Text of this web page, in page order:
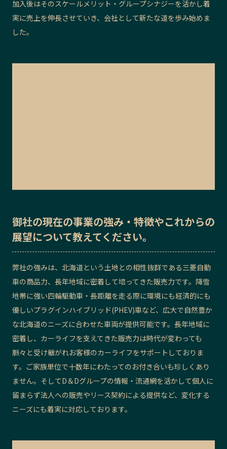
加入後はそのスケールメリット・グループシナジーを活かし着
実に売上を伸長させていき、会社として新たな道を歩み始めま
した。
御社の現在の事業の強み・特徴やこれからの
展望について教えてください。
弊社の強みは、北海道という土地との相性抜群である三菱自動
車の商品力、長年地域に密着して培ってきた販売力です。降雪
地帯に強い四輪駆動車・長距離を走る際に環境にも経済的にも
優しいプラグインハイブリッド(PHEV)車など、広大で自然豊か
な北海道のニーズに合わせた車両が提供可能です。長年地域に
密着し、カーライフを支えてきた販売力は時代が変わっても
脈々と受け継がれお客様のカーライフをサポートしておりま
す。ご家族単位で十数年にわたってのお付き合いも珍しくあり
ません。そしてD＆Dグループの情報・流通網を活かして個人に
留まらず法人への販売やリース契約による提供など、変化する
ニーズにも着実に対応しております。